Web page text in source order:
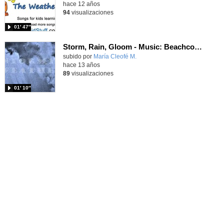
01′ 47″
hace 12 años
94visualizaciones
Storm, Rain, Gloom - Music: Beachcomber
subido por María Cleofé M.
01′ 10″
hace 13 años
89visualizaciones